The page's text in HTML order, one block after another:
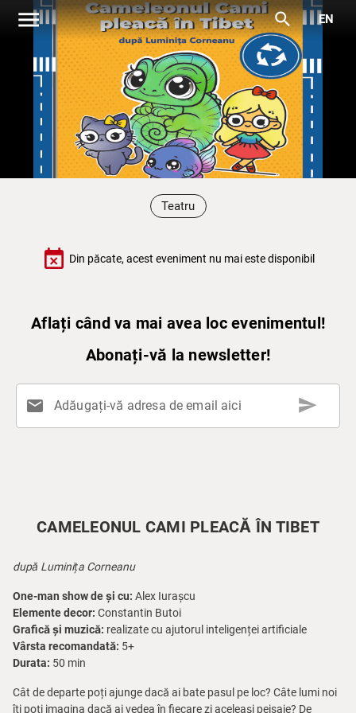
menu search EN
Teatru
event_busy Din păcate, acest eveniment nu mai este disponibil
Aflați când va mai avea loc evenimentul!
Abonați-vă la newsletter!
mail Adăugați-vă adresa de email aici send
CAMELEONUL CAMI PLEACĂ ÎN TIBET
după Luminița Corneanu
One-man show de și cu: Alex Iurașcu
Elemente decor: Constantin Butoi
Grafică și muzică: realizate cu ajutorul inteligenței artificiale
Vârsta recomandată: 5+
Durata: 50 min
Cât de departe poți ajunge dacă ai bate pasul pe loc? Câte lumi noi
îți poți imagina dacă ai vedea în fiecare zi aceleași peisaje? De